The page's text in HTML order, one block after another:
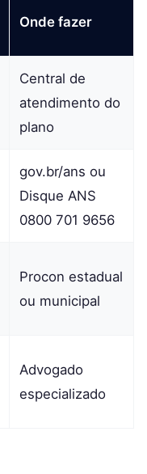
Onde fazer
Central de
atendimento do
plano
gov.br/ans ou
Disque ANS
0800 701 9656
Procon estadual
ou municipal
Advogado
especializado